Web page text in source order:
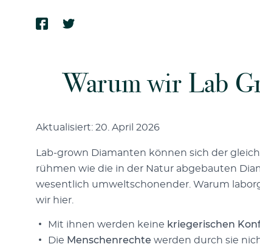
Warum wir Lab
Aktualisiert: 20. April 2026
Lab-grown Diamanten können sich der
rühmen wie die in der Natur abgebauten
wesentlich umweltschonender. Warum
wir hier.
Mit ihnen werden keine kriegerischen
Die Menschenrechte werden durch sie